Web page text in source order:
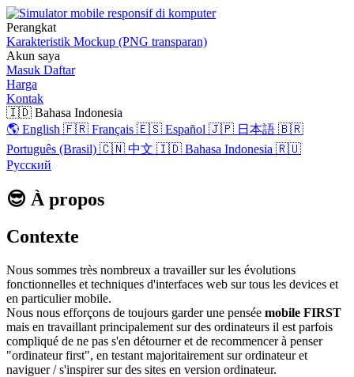
Perangkat
Karakteristik Mockup (PNG transparan)
Akun saya
Masuk Daftar
Harga
Kontak
🇮🇩 Bahasa Indonesia
🌎 English 🇫🇷 Français 🇪🇸 Español 🇯🇵 日本語 🇧🇷
Português (Brasil) 🇨🇳 中文 🇮🇩 Bahasa Indonesia 🇷🇺
Русский
😎 À propos
Contexte
Nous sommes très nombreux a travailler sur les évolutions
fonctionnelles et techniques d'interfaces web sur tous les devices et
en particulier mobile.
Nous nous efforçons de toujours garder une pensée mobile FIRST
mais en travaillant principalement sur des ordinateurs il est parfois
compliqué de ne pas s'en détourner et de recommencer à penser
"ordinateur first", en testant majoritairement sur ordinateur et
naviguer / s'inspirer sur des sites en version ordinateur.